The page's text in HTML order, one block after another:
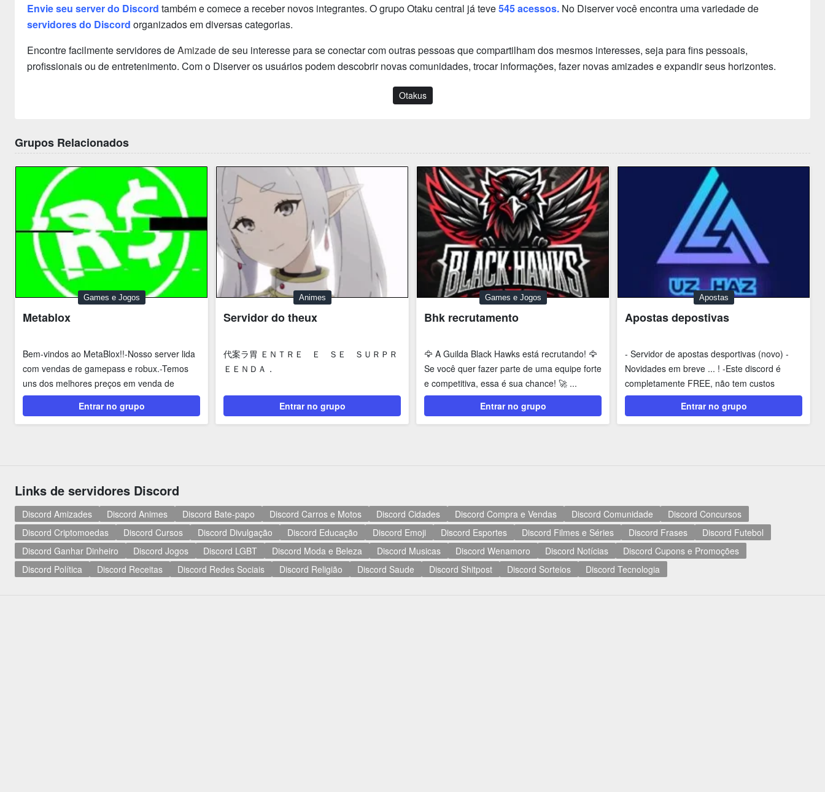
Envie seu server do Discord também e comece a receber novos integrantes. O grupo Otaku central já teve545 acessos. No Diserver você encontra uma variedade de
servidores do Discord organizados em diversas categorias.
Encontre facilmente servidores deAmizadede seu interesse para se conectar com outras pessoas que compartilham dos mesmos interesses, seja para fins pessoais,
profissionais ou de entretenimento. Com o Diserver os usuários podem descobrir novas comunidades, trocar informações, fazer novas amizades e expandir seus horizontes.
Otakus
Grupos Relacionados
Games e Jogos
Metablox
Bem-vindos ao MetaBlox!!-Nosso server lida
com vendas de gamepass e robux.-Temos
uns dos melhores preços em venda de
robux. ...
Entrar no grupo
Animes
Servidor do theux
代案ラ胃 ＥＮＴＲＥ Ｅ ＳＥ ＳＵＲＰＲ
ＥＥＮＤＡ．
Entrar no grupo
Games e Jogos
Bhk recrutamento
🦅 A Guilda Black Hawks está recrutando! 🦅
Se você quer fazer parte de uma equipe forte
e competitiva, essa é sua chance! 🚀 ...
Entrar no grupo
Apostas
Apostas depostivas
- Servidor de apostas desportivas (novo) -
Novidades em breve ... ! -Este discord é
completamente FREE, não tem custos
nenhuns ! Um...
Entrar no grupo
Links de servidores Discord
Discord Amizades Discord Animes Discord Bate-papo Discord Carros e Motos Discord Cidades Discord Compra e Vendas Discord Comunidade
Discord Concursos
Discord Criptomoedas
Discord Cursos Discord Divulgação Discord Educação Discord Emoji Discord Esportes Discord Filmes e Séries Discord Frases
Discord Futebol
Discord Ganhar Dinheiro
Discord Jogos Discord LGBT Discord Moda e Beleza Discord Musicas Discord Wenamoro Discord Notícias
Discord Cupons e Promoções
Discord Política
Discord Receitas Discord Redes Sociais Discord Religião Discord Saude Discord Shitpost Discord Sorteios Discord Tecnologia